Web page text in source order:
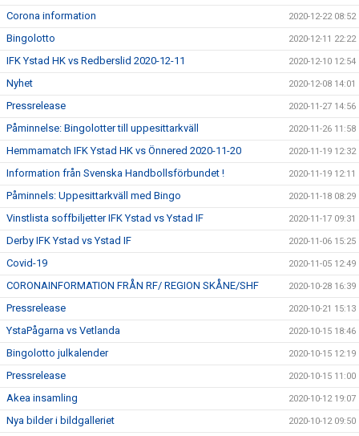
Corona information 2020-12-22 08:52
Bingolotto 2020-12-11 22:22
IFK Ystad HK vs Redberslid 2020-12-11 2020-12-10 12:54
Nyhet 2020-12-08 14:01
Pressrelease 2020-11-27 14:56
Påminnelse: Bingolotter till uppesittarkväll 2020-11-26 11:58
Hemmamatch IFK Ystad HK vs Önnered 2020-11-20 2020-11-19 12:32
Information från Svenska Handbollsförbundet ! 2020-11-19 12:11
Påminnels: Uppesittarkväll med Bingo 2020-11-18 08:29
Vinstlista soffbiljetter IFK Ystad vs Ystad IF 2020-11-17 09:31
Derby IFK Ystad vs Ystad IF 2020-11-06 15:25
Covid-19 2020-11-05 12:49
CORONAINFORMATION FRÅN RF/ REGION SKÅNE/SHF 2020-10-28 16:39
Pressrelease 2020-10-21 15:13
YstaPågarna vs Vetlanda 2020-10-15 18:46
Bingolotto julkalender 2020-10-15 12:19
Pressrelease 2020-10-15 11:00
Akea insamling 2020-10-12 19:07
Nya bilder i bildgalleriet 2020-10-12 09:50